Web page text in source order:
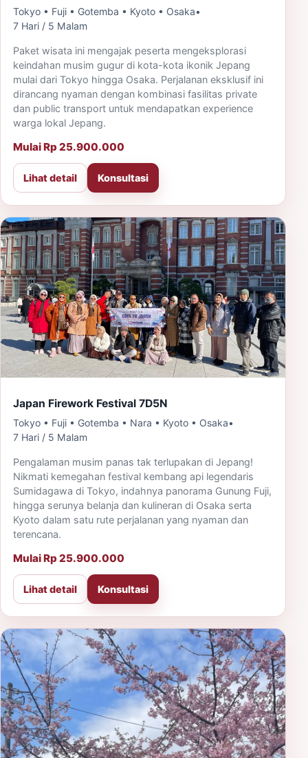
Tokyo • Fuji • Gotemba • Kyoto • Osaka•
7 Hari / 5 Malam
Paket wisata ini mengajak peserta mengeksplorasi
keindahan musim gugur di kota-kota ikonik Jepang
mulai dari Tokyo hingga Osaka. Perjalanan eksklusif ini
dirancang nyaman dengan kombinasi fasilitas private
dan public transport untuk mendapatkan experience
warga lokal Jepang.
Mulai Rp 25.900.000
Lihat detail Konsultasi
Japan Firework Festival 7D5N
Tokyo • Fuji • Gotemba • Nara • Kyoto • Osaka•
7 Hari / 5 Malam
Pengalaman musim panas tak terlupakan di Jepang!
Nikmati kemegahan festival kembang api legendaris
Sumidagawa di Tokyo, indahnya panorama Gunung Fuji,
hingga serunya belanja dan kulineran di Osaka serta
Kyoto dalam satu rute perjalanan yang nyaman dan
terencana.
Mulai Rp 25.900.000
Lihat detail Konsultasi